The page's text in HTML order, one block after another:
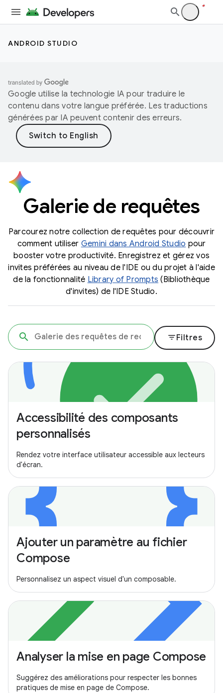
ANDROID STUDIO
Google utilise la technologie IA pour traduire le
contenu dans votre langue préférée. Les traductions
générées par IA peuvent contenir des erreurs.
Galerie de requêtes
Parcourez notre collection de requêtes pour découvrir
comment utiliser Gemini dans Android Studio pour
booster votre productivité. Enregistrez et gérez vos
invites préférées au niveau de l'IDE ou du projet à l'aide
de la fonctionnalité Library of Prompts (Bibliothèque
d'invites) de l'IDE Studio.
filter_listFiltres
Accessibilité des composants
personnalisés
Rendez votre interface utilisateur accessible aux lecteurs
d'écran.
Ajouter un paramètre au fichier
Compose
Personnalisez un aspect visuel d'un composable.
Analyser la mise en page Compose
Suggérez des améliorations pour respecter les bonnes
pratiques de mise en page de Compose.